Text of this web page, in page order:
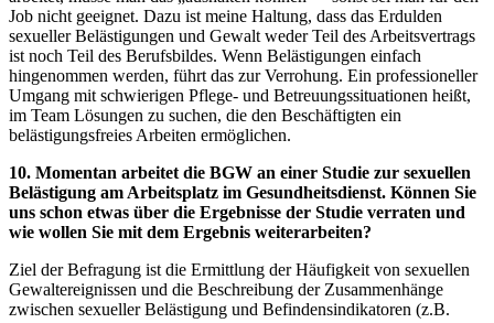
Job nicht geeignet. Dazu ist meine Haltung, dass das Erdulden
sexueller Belästigungen und Gewalt weder Teil des Arbeitsvertrags
ist noch Teil des Berufsbildes. Wenn Belästigungen einfach
hingenommen werden, führt das zur Verrohung. Ein professioneller
Umgang mit schwierigen Pflege- und Betreuungssituationen heißt,
im Team Lösungen zu suchen, die den Beschäftigten ein
belästigungsfreies Arbeiten ermöglichen.
10. Momentan arbeitet die BGW an einer Studie zur sexuellen
Belästigung am Arbeitsplatz im Gesundheitsdienst. Können Sie
uns schon etwas über die Ergebnisse der Studie verraten und
wie wollen Sie mit dem Ergebnis weiterarbeiten?
Ziel der Befragung ist die Ermittlung der Häufigkeit von sexuellen
Gewaltereignissen und die Beschreibung der Zusammenhänge
zwischen sexueller Belästigung und Befindensindikatoren (z.B.